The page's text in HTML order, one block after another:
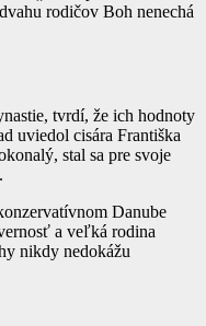
rodičov Boh nenechá
tvrdí, že ich hodnoty
uviedol cisára Františka
stal sa pre svoje
Danube
a veľká rodina
nikdy nedokážu